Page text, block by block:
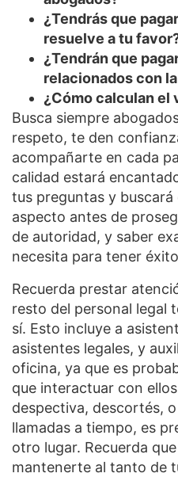
¿Tendrás que
resuelve a tu
¿Tendrán que
relacionados con
¿Cómo calculan el
Busca siempre
respeto, te den
acompañarte en cada
calidad estará
tus preguntas y buscará
aspecto antes de
de autoridad, y saber
necesita para tener
Recuerda prestar
resto del personal legal
sí. Esto incluye a
asistentes legales, y
oficina, ya que es
que interactuar con
despectiva, descortés,
llamadas a tiempo, es
otro lugar. Recuerda
mantenerte al tanto de